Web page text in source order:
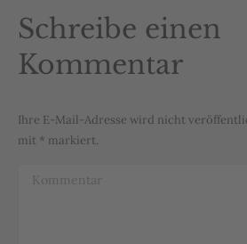
Schreibe einen
Kommentar
Ihre E-Mail-Adresse wird nicht
mit * markiert.
Kommentar